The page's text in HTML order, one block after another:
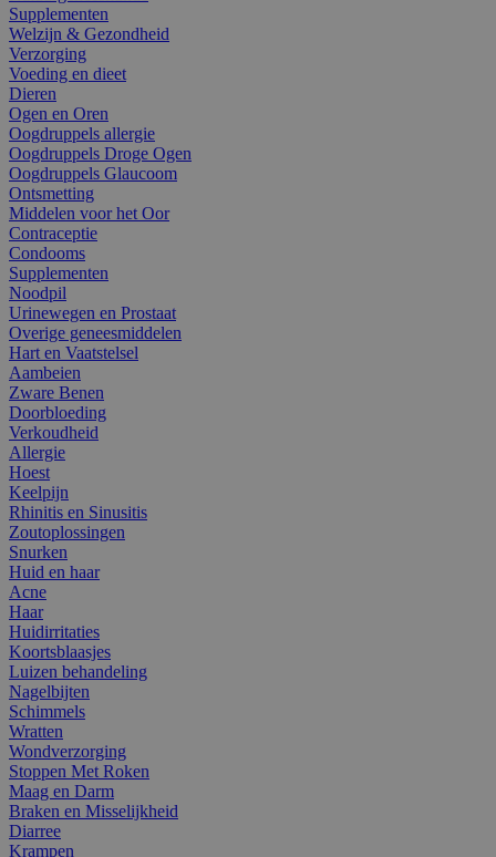
Supplementen
Welzijn & Gezondheid
Verzorging
Voeding en dieet
Dieren
Ogen en Oren
Oogdruppels allergie
Oogdruppels Droge Ogen
Oogdruppels Glaucoom
Ontsmetting
Middelen voor het Oor
Contraceptie
Condooms
Supplementen
Noodpil
Urinewegen en Prostaat
Overige geneesmiddelen
Hart en Vaatstelsel
Aambeien
Zware Benen
Doorbloeding
Verkoudheid
Allergie
Hoest
Keelpijn
Rhinitis en Sinusitis
Zoutoplossingen
Snurken
Huid en haar
Acne
Haar
Huidirritaties
Koortsblaasjes
Luizen behandeling
Nagelbijten
Schimmels
Wratten
Wondverzorging
Stoppen Met Roken
Maag en Darm
Braken en Misselijkheid
Diarree
Krampen